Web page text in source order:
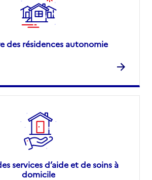
des résidences autonomie
services d’aide et de soins à
domicile